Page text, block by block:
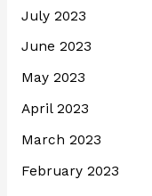
July 2023
June 2023
May 2023
April 2023
March 2023
February 2023